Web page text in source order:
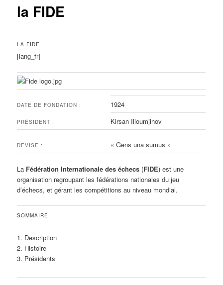
la FIDE
LA FIDE
[lang_fr]
DATE DE FONDATION : 1924
PRÉSIDENT : Kirsan Ilioumjinov
DEVISE : « Gens una sumus »
La Fédération Internationale des échecs (FIDE) est une
organisation regroupant les fédérations nationales du jeu
d’échecs, et gérant les compétitions au niveau mondial.
SOMMAIRE
1. Description
2. Histoire
3. Présidents